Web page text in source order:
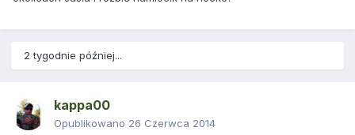
2 tygodnie później...
kappa00
Opublikowano 26 Czerwca 2014